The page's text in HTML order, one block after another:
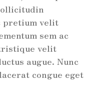
pretium velit
sem ac
velit
augue. Nunc
congue eget